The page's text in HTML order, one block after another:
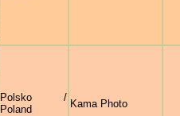
Polsko /
Poland
Kama Photo